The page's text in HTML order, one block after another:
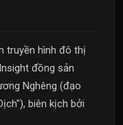
truyền hình đô thị
đồng sản
Nghêng (đạo
biên kịch bởi